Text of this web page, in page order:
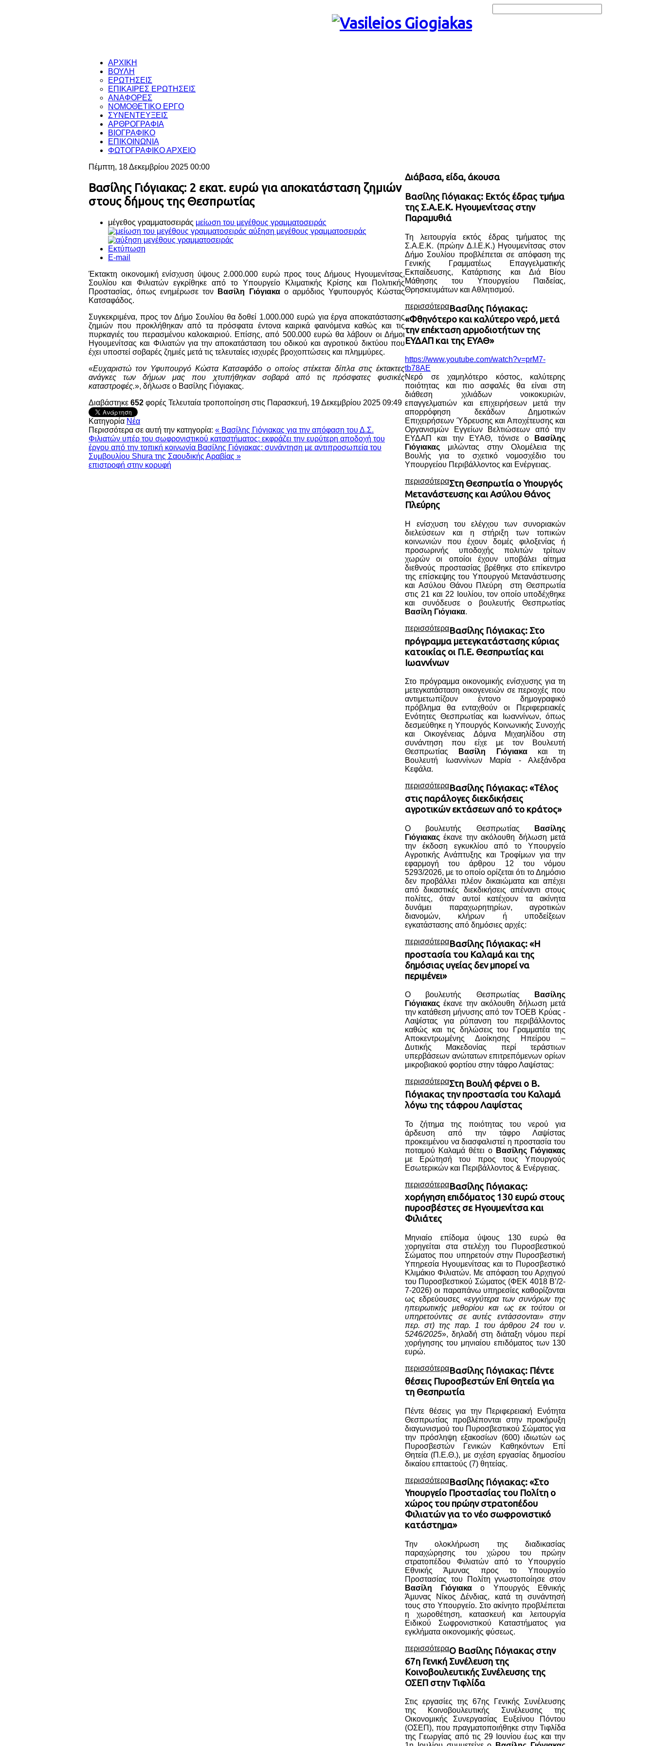
ΑΡΧΙΚΗ
ΒΟΥΛΗ
ΕΡΩΤΗΣΕΙΣ
ΕΠΙΚΑΙΡΕΣ ΕΡΩΤΗΣΕΙΣ
ΑΝΑΦΟΡΕΣ
ΝΟΜΟΘΕΤΙΚΟ ΕΡΓΟ
ΣΥΝΕΝΤΕΥΞΕΙΣ
ΑΡΘΡΟΓΡΑΦΙΑ
ΒΙΟΓΡΑΦΙΚΟ
ΕΠΙΚΟΙΝΩΝΙΑ
ΦΩΤΟΓΡΑΦΙΚΟ ΑΡΧΕΙΟ
Πέμπτη, 18 Δεκεμβρίου 2025 00:00
Βασίλης Γιόγιακας: 2 εκατ. ευρώ για αποκατάσταση ζημιών
στους δήμους της Θεσπρωτίας
μέγεθος γραμματοσειράς μείωση του μεγέθους γραμματοσειράς
αύξηση μεγέθους γραμματοσειράς
Εκτύπωση
E-mail
Έκτακτη οικονομική ενίσχυση ύψους 2.000.000 ευρώ προς τους Δήμους Ηγουμενίτσας,
Σουλίου και Φιλιατών εγκρίθηκε από το Υπουργείο Κλιματικής Κρίσης και Πολιτικής
Προστασίας, όπως ενημέρωσε τον
Βασίλη Γιόγιακαο αρμόδιος Υφυπουργός Κώστας
Κατσαφάδος.
Συγκεκριμένα, προς τον Δήμο Σουλίου θα δοθεί 1.000.000 ευρώ για έργα αποκατάστασης
ζημιών που προκλήθηκαν από τα πρόσφατα έντονα καιρικά φαινόμενα καθώς και τις
πυρκαγιές του περασμένου καλοκαιριού. Επίσης, από 500.000 ευρώ θα λάβουν οι Δήμοι
Ηγουμενίτσας και Φιλιατών για την αποκατάσταση του οδικού και αγροτικού δικτύου που
έχει υποστεί σοβαρές ζημιές μετά τις τελευταίες ισχυρές βροχοπτώσεις και πλημμύρες.
«Ευχαριστώ τον Υφυπουργό Κώστα Κατσαφάδο ο οποίος στέκεται δίπλα στις έκτακτες
ανάγκες των δήμων μας που χτυπήθηκαν σοβαρά από τις πρόσφατες φυσικές
καταστροφές.», δήλωσε ο Βασίλης Γιόγιακας.
Διαβάστηκε 652 φορές Τελευταία τροποποίηση στις Παρασκευή, 19 Δεκεμβρίου 2025 09:49
Κατηγορία Νέα
Περισσότερα σε αυτή την κατηγορία: « Βασίλης Γιόγιακας για την απόφαση του Δ.Σ.
Φιλιατών υπέρ του σωφρονιστικού καταστήματος: εκφράζει την ευρύτερη αποδοχή του
έργου από την τοπική κοινωνία Βασίλης Γιόγιακας: συνάντηση με αντιπροσωπεία του
Συμβουλίου Shura της Σαουδικής Αραβίας »
επιστροφή στην κορυφή
Διάβασα, είδα, άκουσα
Βασίλης Γιόγιακας: Εκτός έδρας τμήμα
της Σ.Α.Ε.Κ. Ηγουμενίτσας στην
Παραμυθιά
Τη λειτουργία εκτός έδρας τμήματος της
Σ.Α.Ε.Κ. (πρώην Δ.Ι.Ε.Κ.) Ηγουμενίτσας στον
Δήμο Σουλίου προβλέπεται σε απόφαση της
Γενικής Γραμματέως Επαγγελματικής
Εκπαίδευσης, Κατάρτισης και Διά Βίου
Μάθησης του Υπουργείου Παιδείας,
Θρησκευμάτων και Αθλητισμού.
περισσότεραΒασίλης Γιόγιακας:
«Φθηνότερο και καλύτερο νερό, μετά
την επέκταση αρμοδιοτήτων της
ΕΥΔΑΠ και της ΕΥΑΘ»
https://www.youtube.com/watch?v=prM7-
tb78AE
Νερό σε χαμηλότερο κόστος, καλύτερης
ποιότητας και πιο ασφαλές θα είναι στη
διάθεση χιλιάδων νοικοκυριών,
επαγγελματιών και επιχειρήσεων μετά την
απορρόφηση δεκάδων Δημοτικών
Επιχειρήσεων Ύδρευσης και Αποχέτευσης και
Οργανισμών Εγγείων Βελτιώσεων από την
ΕΥΔΑΠ και την ΕΥΑΘ, τόνισε ο
Βασίλης
Γιόγιακας μιλώντας στην Ολομέλεια της
Βουλής για το σχετικό νομοσχέδιο του
Υπουργείου Περιβάλλοντος και Ενέργειας.
περισσότεραΣτη Θεσπρωτία ο Υπουργός
Μετανάστευσης και Ασύλου Θάνος
Πλεύρης
Η ενίσχυση του ελέγχου των συνοριακών
διελεύσεων και η στήριξη των τοπικών
κοινωνιών που έχουν δομές φιλοξενίας ή
προσωρινής υποδοχής πολιτών τρίτων
χωρών οι οποίοι έχουν υποβάλει αίτημα
διεθνούς προστασίας βρέθηκε στο επίκεντρο
της επίσκεψης του Υπουργού Μετανάστευσης
και Ασύλου Θάνου Πλεύρη στη Θεσπρωτία
στις 21 και 22 Ιουλίου, τον οποίο υποδέχθηκε
και συνόδευσε ο βουλευτής Θεσπρωτίας
Βασίλη Γιόγιακα.
περισσότεραΒασίλης Γιόγιακας: Στο
πρόγραμμα μετεγκατάστασης κύριας
κατοικίας οι Π.Ε. Θεσπρωτίας και
Ιωαννίνων
Στο πρόγραμμα οικονομικής ενίσχυσης για τη
μετεγκατάσταση οικογενειών σε περιοχές που
αντιμετωπίζουν έντονο δημογραφικό
πρόβλημα θα ενταχθούν οι Περιφερειακές
Ενότητες Θεσπρωτίας και Ιωαννίνων, όπως
δεσμεύθηκε η Υπουργός Κοινωνικής Συνοχής
και Οικογένειας Δόμνα Μιχαηλίδου στη
συνάντηση που είχε με τον Βουλευτή
Θεσπρωτίας
Βασίλη Γιόγιακακαι τη
Βουλευτή Ιωαννίνων Μαρία - Αλεξάνδρα
Κεφάλα.
περισσότεραΒασίλης Γιόγιακας: «Τέλος
στις παράλογες διεκδικήσεις
αγροτικών εκτάσεων από το κράτος»
Ο βουλευτής Θεσπρωτίας
Βασίλης
Γιόγιακας έκανε την ακόλουθη δήλωση μετά
την έκδοση εγκυκλίου από το Υπουργείο
Αγροτικής Ανάπτυξης και Τροφίμων για την
εφαρμογή του άρθρου 12 του νόμου
5293/2026, με το οποίο ορίζεται ότι το Δημόσιο
δεν προβάλλει πλέον δικαιώματα και απέχει
από δικαστικές διεκδικήσεις απέναντι στους
πολίτες, όταν αυτοί κατέχουν τα ακίνητα
δυνάμει παραχωρητηρίων, αγροτικών
διανομών, κλήρων ή υποδείξεων
εγκατάστασης από δημόσιες αρχές:
περισσότεραΒασίλης Γιόγιακας: «Η
προστασία του Καλαμά και της
δημόσιας υγείας δεν μπορεί να
περιμένει»
Ο βουλευτής Θεσπρωτίας
Βασίλης
Γιόγιακας έκανε την ακόλουθη δήλωση μετά
την κατάθεση μήνυσης από τον ΤΟΕΒ Κρύας -
Λαψίστας για ρύπανση του περιβάλλοντος
καθώς και τις δηλώσεις του Γραμματέα της
Αποκεντρωμένης Διοίκησης Ηπείρου –
Δυτικής Μακεδονίας περί τεράστιων
υπερβάσεων ανώτατων επιτρεπόμενων ορίων
μικροβιακού φορτίου στην τάφρο Λαψίστας:
περισσότεραΣτη Βουλή φέρνει ο Β.
Γιόγιακας την προστασία του Καλαμά
λόγω της τάφρου Λαψίστας
Το ζήτημα της ποιότητας του νερού για
άρδευση από την τάφρο Λαψίστας
προκειμένου να διασφαλιστεί η προστασία του
ποταμού Καλαμά θέτει ο Βασίλης Γιόγιακας
με Ερώτησή του προς τους Υπουργούς
Εσωτερικών και Περιβάλλοντος & Ενέργειας.
περισσότεραΒασίλης Γιόγιακας:
χορήγηση επιδόματος 130 ευρώ στους
πυροσβέστες σε Ηγουμενίτσα και
Φιλιάτες
Μηνιαίο επίδομα ύψους 130 ευρώ θα
χορηγείται στα στελέχη του Πυροσβεστικού
Σώματος που υπηρετούν στην Πυροσβεστική
Υπηρεσία Ηγουμενίτσας και το Πυροσβεστικό
Κλιμάκιο Φιλιατών. Με απόφαση του Αρχηγού
του Πυροσβεστικού Σώματος (ΦΕΚ 4018 Β’/2-
7-2026) οι παραπάνω υπηρεσίες καθορίζονται
ως εδρεύουσες «εγγύτερα των συνόρων της
ηπειρωτικής μεθορίου και ως εκ τούτου οι
υπηρετούντες σε αυτές εντάσσονται» στην
περ. στ) της παρ. 1 του άρθρου 24 του ν.
5246/2025», δηλαδή στη διάταξη νόμου περί
χορήγησης του μηνιαίου επιδόματος των 130
ευρώ.
περισσότεραΒασίλης Γιόγιακας: Πέντε
θέσεις Πυροσβεστών Επί Θητεία για
τη Θεσπρωτία
Πέντε θέσεις για την Περιφερειακή Ενότητα
Θεσπρωτίας προβλέπονται στην προκήρυξη
διαγωνισμού του Πυροσβεστικού Σώματος για
την πρόσληψη εξακοσίων (600) ιδιωτών ως
Πυροσβεστών Γενικών Καθηκόντων Επί
Θητεία (Π.Ε.Θ.), με σχέση εργασίας δημοσίου
δικαίου επταετούς (7) θητείας.
περισσότεραΒασίλης Γιόγιακας: «Στο
Υπουργείο Προστασίας του Πολίτη ο
χώρος του πρώην στρατοπέδου
Φιλιατών για το νέο σωφρονιστικό
κατάστημα»
Την ολοκλήρωση της διαδικασίας
παραχώρησης του χώρου του πρώην
στρατοπέδου Φιλιατών από το Υπουργείο
Εθνικής Άμυνας προς το Υπουργείο
Προστασίας του Πολίτη γνωστοποίησε στον
Βασίλη Γιόγιακαο Υπουργός Εθνικής
Άμυνας Νίκος Δένδιας, κατά τη συνάντησή
τους στο Υπουργείο. Στο ακίνητο προβλέπεται
η χωροθέτηση, κατασκευή και λειτουργία
Ειδικού Σωφρονιστικού Καταστήματος για
εγκλήματα οικονομικής φύσεως.
περισσότεραΟ Βασίλης Γιόγιακας στην
67η Γενική Συνέλευση της
Κοινοβουλευτικής Συνέλευσης της
ΟΣΕΠ στην Τιφλίδα
Στις εργασίες της 67ης Γενικής Συνέλευσης
της Κοινοβουλευτικής Συνέλευσης της
Οικονομικής Συνεργασίας Ευξείνου Πόντου
(ΟΣΕΠ), που πραγματοποιήθηκε στην Τιφλίδα
της Γεωργίας από τις 29 Ιουνίου έως και την